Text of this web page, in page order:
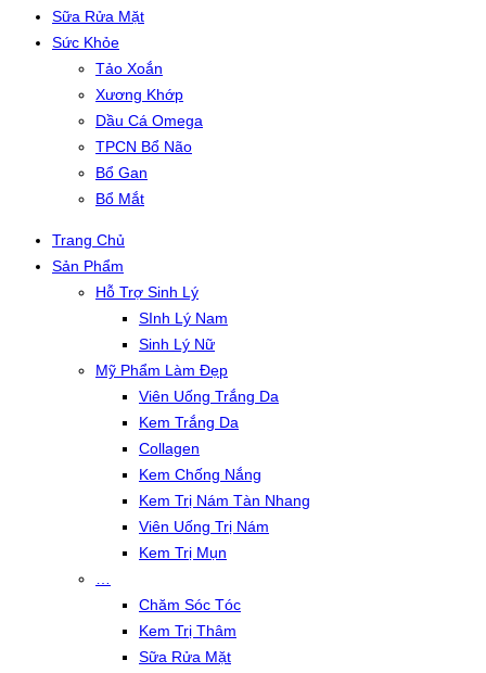
Sữa Rửa Mặt
Sức Khỏe
Tảo Xoắn
Xương Khớp
Dầu Cá Omega
TPCN Bổ Não
Bổ Gan
Bổ Mắt
Trang Chủ
Sản Phẩm
Hỗ Trợ Sinh Lý
SInh Lý Nam
Sinh Lý Nữ
Mỹ Phẩm Làm Đẹp
Viên Uống Trắng Da
Kem Trắng Da
Collagen
Kem Chống Nắng
Kem Trị Nám Tàn Nhang
Viên Uống Trị Nám
Kem Trị Mụn
Chăm Sóc Tóc
Kem Trị Thâm
Sữa Rửa Mặt